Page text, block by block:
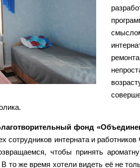
фонд
сотрудников интерната и
чтобы принять
то же время хотели видеть её не